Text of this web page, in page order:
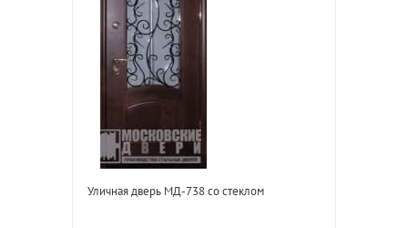
Уличная дверь МД-738 со стеклом